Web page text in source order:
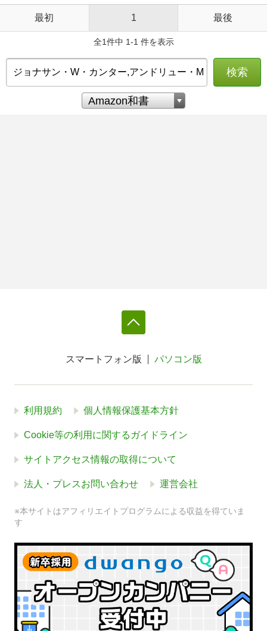
最初 1 最後
全1件中 1-1 件を表示
検索
スマートフォン版 パソコン版
利用規約 個人情報保護基本方針
Cookie等の利用に関するガイドライン
サイトアクセス情報の取得について
法人・プレスお問い合わせ 運営会社
※本サイトはアフィリエイトプログラムによる収益を得ていま
す